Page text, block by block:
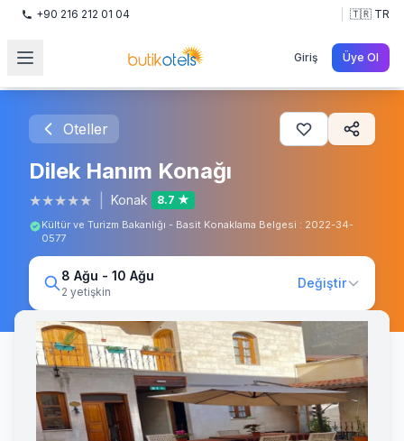
+90 216 212 01 04 🇹🇷 TR
Giriş Üye Ol
Oteller
Dilek Hanım Konağı
★★★★★ Konak 8.7 ★
Kültür ve Turizm Bakanlığı - Basit Konaklama Belgesi : 2022-34-
0577
8 Ağu - 10 Ağu
2 yetişkin
Değiştir